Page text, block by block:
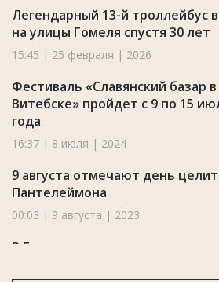
Легендарный 13-й троллейбус
на улицы Гомеля спустя 30 лет
15:45 | 25 февраля | 2026
Фестиваль «Славянский базар в
Витебске» пройдет с 9 по 15
года
16:37 | 8 июля | 2024
9 августа отмечают день
Пантелеймона
00:03 | 9 августа | 2023
В Гомеле прошли мероприятия,